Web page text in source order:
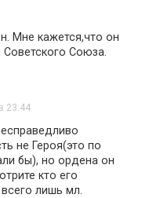
Мне кажется,что он
Союза.
23:44
не Героя(это по
бы), но ордена он
кто его
лишь мл.